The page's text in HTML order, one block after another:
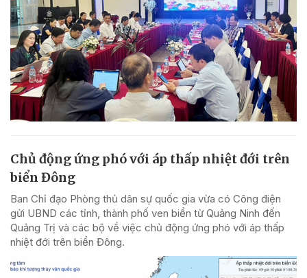
Chủ động ứng phó với áp thấp nhiệt đới trên
biển Đông
Ban Chỉ đạo Phòng thủ dân sự quốc gia vừa có Công điện
gửi UBND các tỉnh, thành phố ven biển từ Quảng Ninh đến
Quảng Trị và các bộ về việc chủ động ứng phó với áp thấp
nhiệt đới trên biển Đông.